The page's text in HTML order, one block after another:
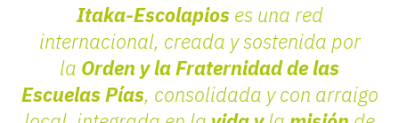
Itaka-Escolapioses una red
internacional, creada y sostenida por
la Orden y la Fraternidad de las
Escuelas Pías, consolidada y con arraigo